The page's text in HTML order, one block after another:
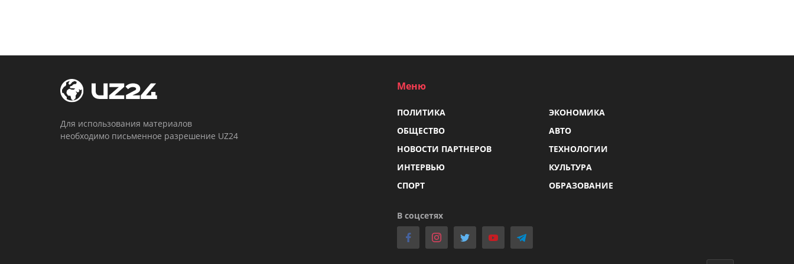
Для использования материалов
необходимо письменное разрешение UZ24
Меню
ПОЛИТИКА
ЭКОНОМИКА
ОБЩЕСТВО
АВТО
НОВОСТИ ПАРТНЕРОВ
ТЕХНОЛОГИИ
ИНТЕРВЬЮ
КУЛЬТУРА
СПОРТ
ОБРАЗОВАНИЕ
В соцсетях